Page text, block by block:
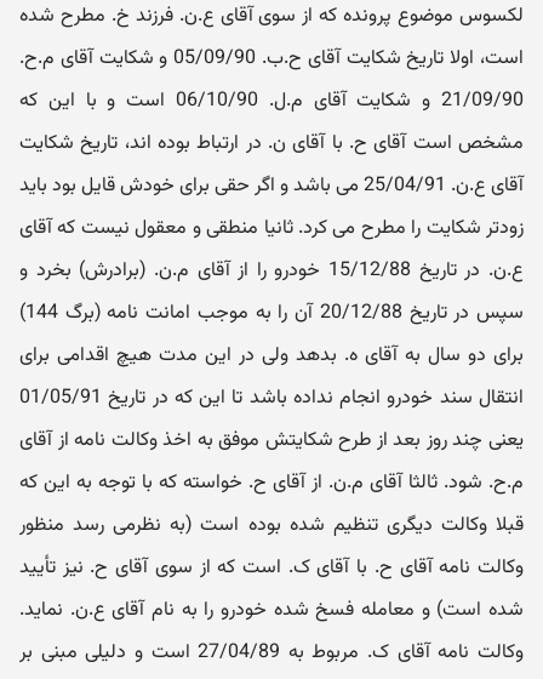
لکسوس موضوع پرونده که از سوی آقای ع.ن. فرزند خ. مطرح شده
است، اولا تاریخ شکایت آقای ح.ب. 05/09/90 و شکایت آقای م.ح.
21/09/90 و شکایت آقای م.ل. 06/10/90 است و با این که
مشخص است آقای ح. با آقای ن. در ارتباط بوده اند، تاریخ شکایت
آقای ع.ن. 25/04/91 می باشد و اگر حقی برای خودش قایل بود باید
زودتر شکایت را مطرح می کرد. ثانیا منطقی و معقول نیست که آقای
ع.ن. در تاریخ 15/12/88 خودرو را از آقای م.ن. (برادرش) بخرد و
سپس در تاریخ 20/12/88 آن را به موجب امانت نامه (برگ 144)
برای دو سال به آقای ه. بدهد ولی در این مدت هیچ اقدامی برای
انتقال سند خودرو انجام نداده باشد تا این که در تاریخ 01/05/91
یعنی چند روز بعد از طرح شکایتش موفق به اخذ وکالت نامه از آقای
م.ح. شود. ثالثا آقای م.ن. از آقای ح. خواسته که با توجه به این که
قبلا وکالت دیگری تنظیم شده بوده است (به نظرمی رسد منظور
وکالت نامه آقای ح. با آقای ک. است که از سوی آقای ح. نیز تأیید
شده است) و معامله فسخ شده خودرو را به نام آقای ع.ن. نماید.
وکالت نامه آقای ک. مربوط به 27/04/89 است و دلیلی مبنی بر